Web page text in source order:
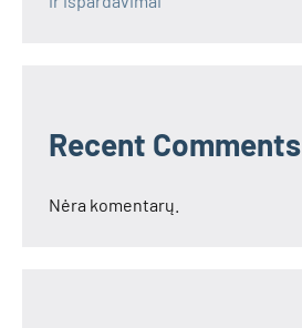
Recent Comments
Nėra komentarų.